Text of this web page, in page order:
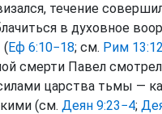
течение
в духовное
(Еф 6:10−18; см. Рим 13:12
смерти Павел
царства тьмы —
(см. Деян 9:23−4;